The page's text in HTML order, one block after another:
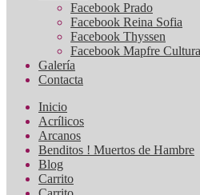
Facebook Prado
Facebook Reina Sofia
Facebook Thyssen
Facebook Mapfre Cultura
Galería
Contacta
Inicio
Acrílicos
Arcanos
Benditos ! Muertos de Hambre
Blog
Carrito